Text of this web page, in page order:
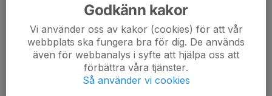
Dela nyhet
Tidigare nyheter
Godkänn kakor
Vi använder oss av kakor (cookies) för att vår
webbplats ska fungera bra för dig. De används
även för webbanalys i syfte att hjälpa oss att
förbättra våra tjänster.
Så använder vi cookies